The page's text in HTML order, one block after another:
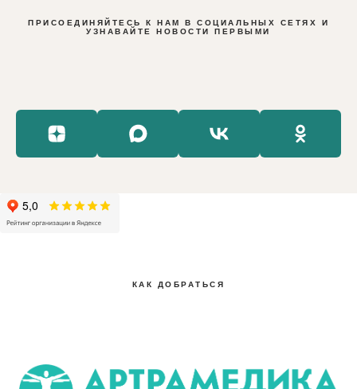
ПРИСОЕДИНЯЙТЕСЬ К НАМ В СОЦИАЛЬНЫХ СЕТЯХ И
УЗНАВАЙТЕ НОВОСТИ ПЕРВЫМИ
КАК ДОБРАТЬСЯ